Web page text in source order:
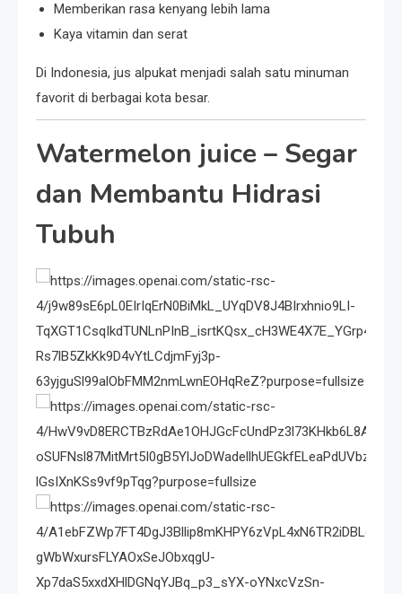
Memberikan rasa kenyang lebih lama
Kaya vitamin dan serat
Di Indonesia, jus alpukat menjadi salah satu minuman
favorit di berbagai kota besar.
Watermelon juice – Segar
dan Membantu Hidrasi
Tubuh